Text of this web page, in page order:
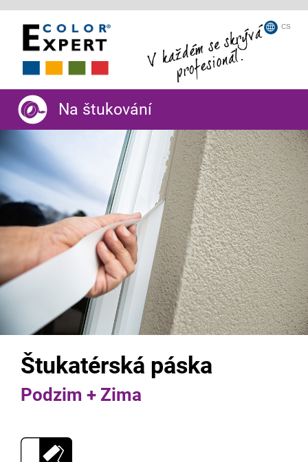
CS
Na štukování
Štukatérská páska
Podzim + Zima